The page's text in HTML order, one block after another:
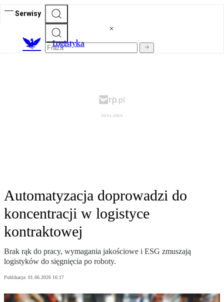
Serwisy
Logistyka
Automatyzacja doprowadzi do
koncentracji w logistyce
kontraktowej
Brak rąk do pracy, wymagania jakościowe i ESG zmuszają
logistyków do sięgnięcia po roboty.
Publikacja: 01.06.2026 16:17